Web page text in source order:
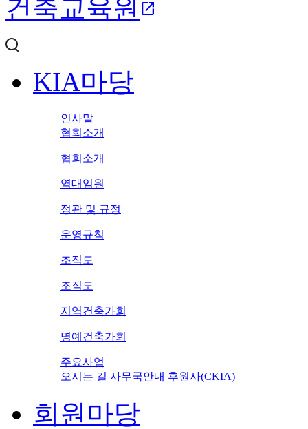
건축교육원 open_in_new
KIA마당
인사말
협회소개
협회소개
역대임원
정관 및 규정
운영규칙
조직도
조직도
지역건축가회
명예건축가회
주요사업
오시는 길 사무국안내 후원사(CKIA)
회원마당